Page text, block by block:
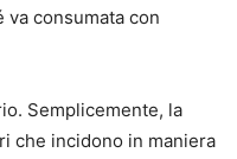
consumata con
Semplicemente, la
che incidono in maniera